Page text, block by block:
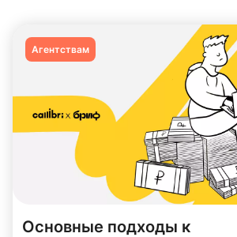
Агентствам
Основные подходы к